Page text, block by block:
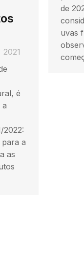
de
uvas
2021
é
a
2022:
para a
as